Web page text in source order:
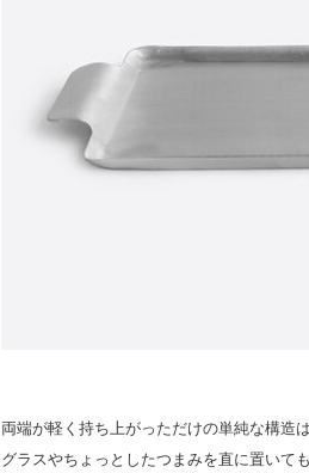
両端が軽く持ち上がっただけの単純な構造
グラスやちょっとしたつまみを直に置いて